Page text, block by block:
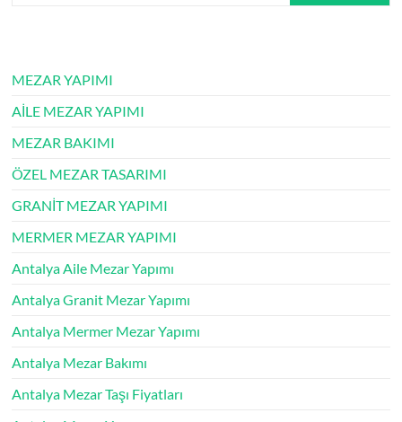
MEZAR YAPIMI
AİLE MEZAR YAPIMI
MEZAR BAKIMI
ÖZEL MEZAR TASARIMI
GRANİT MEZAR YAPIMI
MERMER MEZAR YAPIMI
Antalya Aile Mezar Yapımı
Antalya Granit Mezar Yapımı
Antalya Mermer Mezar Yapımı
Antalya Mezar Bakımı
Antalya Mezar Taşı Fiyatları